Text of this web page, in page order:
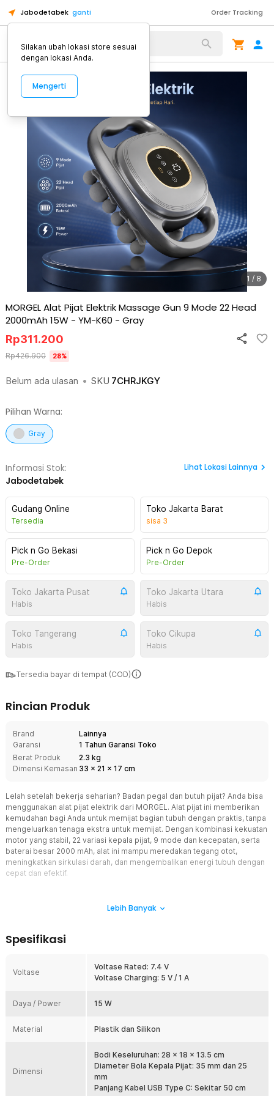
Jabodetabek ganti Order Tracking
Alat Kopi
1 / 8
MORGEL Alat Pijat Elektrik Massage Gun 9 Mode 22 Head
2000mAh 15W - YM-K60 - Gray
Belum ada ulasan • SKU 7CHRJKGY
Rp311.200
Rp426.900 28%
Pilihan Warna:
Gray
Informasi Stok:
Jabodetabek
Lihat Lokasi Lainnya
Gudang Online
Tersedia
Toko Jakarta Barat
sisa 3
Pick n Go Bekasi
Pre-Order
Pick n Go Depok
Pre-Order
Toko Jakarta Pusat
Habis
Toko Jakarta Utara
Habis
Toko Tangerang
Habis
Toko Cikupa
Habis
Tersedia bayar di tempat (COD)
Rincian Produk
Brand
Lainnya
Garansi
1 Tahun Garansi Toko
Berat Produk
2.3 kg
Dimensi Kemasan 33 x 21 x 17 cm
Lelah setelah bekerja seharian? Badan pegal dan butuh pijat? Anda bisa
menggunakan alat pijat elektrik dari MORGEL. Alat pijat ini memberikan
kemudahan bagi Anda untuk memijat bagian tubuh dengan praktis, tanpa
mengeluarkan tenaga ekstra untuk memijat. Dengan kombinasi kekuatan
motor yang stabil, 22 variasi kepala pijat, 9 mode dan kecepatan, serta
baterai besar 2000 mAh, alat ini mampu meredakan tegang otot,
meningkatkan sirkulasi darah, dan mengembalikan energi tubuh dengan
cepat dan efektif.
meringankan dan meredakan badan yang pegal atau sakit. Alat pijat
bahu, pinggang, pinggul dan lainnya. Hadir dengan 22 kepala pijat
yang mampu memijat bagian tubuh Anda secara meyeluruh.
Dibuat dengan desain dual-handle ergonomis, alat pijat ini mudah
yang sulit dijangkau seperti punggung bawah atau bagian bahu
Atur 9 Level Kecepatan
Dilengkapi 9 mode intensitas, memungkinkan Anda menyesuaikan
kekuatan pijatan sesuai kebutuhan tubuh. Baik untuk keluhan leher
Lebih Banyak
Spesifikasi
Voltase
Voltase Rated: 7.4 V
Voltase Charging: 5 V / 1 A
Daya / Power 15 W
Material Plastik dan Silikon
Dimensi
Bodi Keseluruhan: 28 x 18 x 13.5 cm
Diameter Bola Kepala Pijat: 35 mm dan 25
mm
Panjang Kabel USB Type C: Sekitar 50 cm
Silakan ubah lokasi store sesuai
dengan lokasi Anda.
Mengerti